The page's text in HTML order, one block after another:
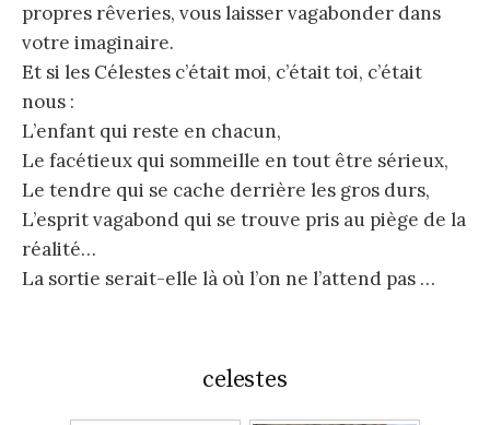
propres rêveries, vous laisser vagabonder dans
votre imaginaire.
Et si les Célestes c’était moi, c’était toi, c’était
nous :
L’enfant qui reste en chacun,
Le facétieux qui sommeille en tout être sérieux,
Le tendre qui se cache derrière les gros durs,
L’esprit vagabond qui se trouve pris au piège de la
réalité…
La sortie serait-elle là où l’on ne l’attend pas …
celestes